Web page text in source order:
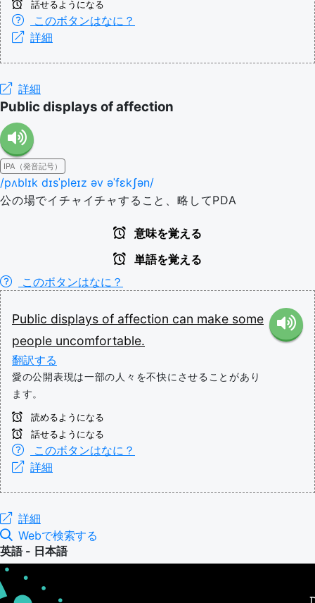
話せるようになる
このボタンはなに？
詳細
詳細
Public displays of affection
IPA（発音記号）
/pʌblɪk dɪsˈpleɪz əv əˈfɛkʃən/
公の場でイチャイチャすること、略してPDA
意味を覚える
単語を覚える
このボタンはなに？
Public displays of affection can make some
people uncomfortable.
翻訳する
愛の公開表現は一部の人々を不快にさせることがあり
ます。
読めるようになる
話せるようになる
このボタンはなに？
詳細
詳細
Webで検索する
英語 - 日本語